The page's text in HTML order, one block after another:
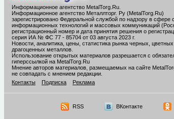
Информационное агентство MetalTorg.Ru
Информационное агентство Металлторг. Ру (MetalTorg.Ru)
зарегистрировано Федеральной службой по надзору в сфере
информационных технологий и массовых коммуникаций
регистрационный номер и дата принятия решения о
серия ИА № ФС 77 - 85704 от 03 августа 2023 г.
Новости, аналитика, цены, статистика рынка черных,
драгоценных металлов.
Использование открытых материалов разрешается с
гиперссылкой на MetalTorg.Ru
Мнение авторов материалов, размещаемых на сайте
не совпадать с мнением редакции.
Контакты
Подписка Реклама
RSS ВКонтакте